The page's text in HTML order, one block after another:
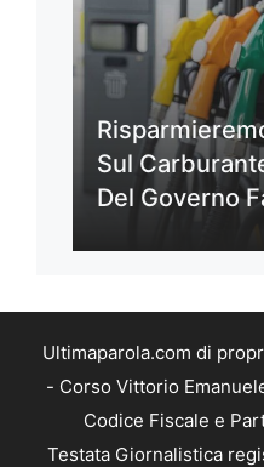
Sul
Del Governo
Ultimaparola.com di
- Corso Vittorio
Codice Fiscale e
Testata Giornalistica